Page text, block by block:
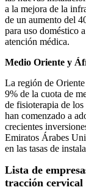
a la mejora de la
de un aumento del
para uso doméstico
atención médica.
Medio Oriente y
La región de
9% de la cuota de
de fisioterapia de
han comenzado a
crecientes
Emiratos Árabes
en las tasas de
Lista de
tracción cervical